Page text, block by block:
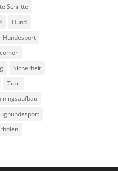
Schritte
Hund
Hundesport
Sicherheit
Trail